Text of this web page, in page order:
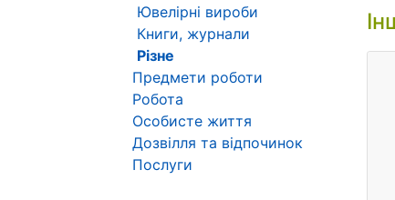
Ювелірні вироби
Книги, журнали
Різне
Предмети роботи
Робота
Особисте життя
Дозвілля та відпочинок
Послуги